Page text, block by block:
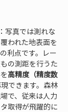
：写真では測れな
われた地表面を
利点です。レー
の測距を行うた
高精度（精度数
できます。森林
で、従来は人力
取得が飛躍的に